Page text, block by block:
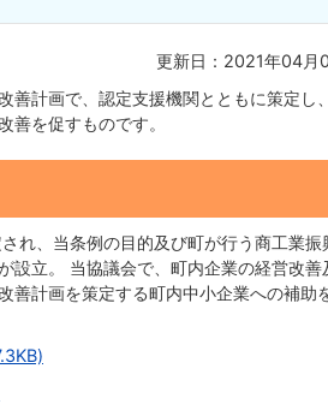
更新日：2021年04月
計画で、認定支援機関とともに策定し、
善を促すものです。
れ、当条例の目的及び町が行う商工業振
設立。 当協議会で、町内企業の経営改善
善計画を策定する町内中小企業への補助